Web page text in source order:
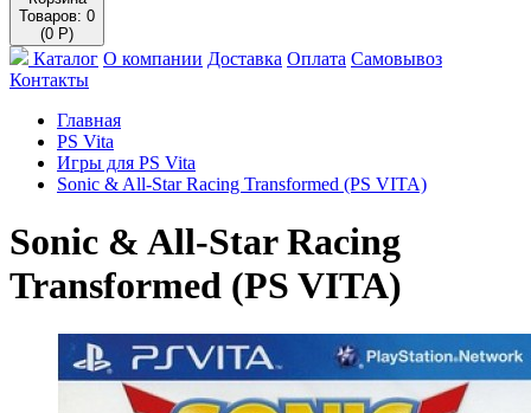
Товаров: 0
(0 Р)
Каталог О компании Доставка Оплата Самовывоз
Контакты
Главная
PS Vita
Игры для PS Vita
Sonic & All-Star Racing Transformed (PS VITA)
Sonic & All-Star Racing
Transformed (PS VITA)